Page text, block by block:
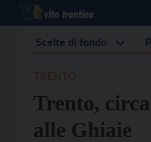
Scelte di fondo
Trento,
alle Ghiaie